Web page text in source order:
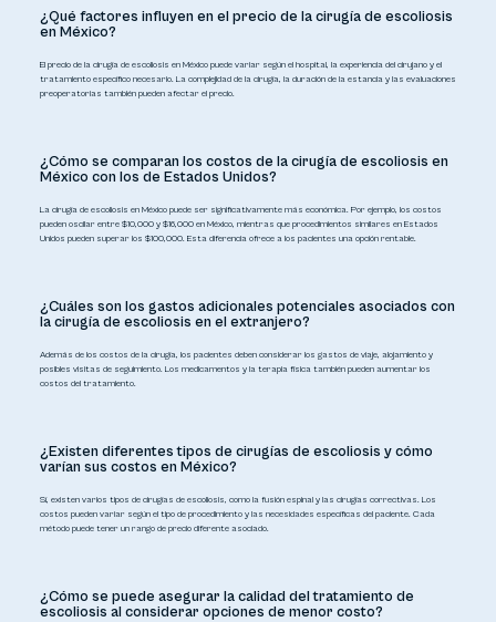
¿Qué factores influyen en el precio de la cirugía de escoliosis
en México?
El precio de la cirugía de escoliosis en México puede variar según el hospital, la experiencia del cirujano y el
tratamiento específico necesario. La complejidad de la cirugía, la duración de la estancia y las evaluaciones
preoperatorias también pueden afectar el precio.
¿Cómo se comparan los costos de la cirugía de escoliosis en
México con los de Estados Unidos?
La cirugía de escoliosis en México puede ser significativamente más económica. Por ejemplo, los costos
pueden oscilar entre $10,000 y $16,000 en México, mientras que procedimientos similares en Estados
Unidos pueden superar los $100,000. Esta diferencia ofrece a los pacientes una opción rentable.
¿Cuáles son los gastos adicionales potenciales asociados con
la cirugía de escoliosis en el extranjero?
Además de los costos de la cirugía, los pacientes deben considerar los gastos de viaje, alojamiento y
posibles visitas de seguimiento. Los medicamentos y la terapia física también pueden aumentar los
costos del tratamiento.
¿Existen diferentes tipos de cirugías de escoliosis y cómo
varían sus costos en México?
Sí, existen varios tipos de cirugías de escoliosis, como la fusión espinal y las cirugías correctivas. Los
costos pueden variar según el tipo de procedimiento y las necesidades específicas del paciente. Cada
método puede tener un rango de precio diferente asociado.
¿Cómo se puede asegurar la calidad del tratamiento de
escoliosis al considerar opciones de menor costo?